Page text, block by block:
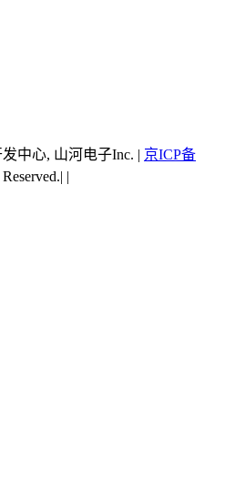
中心, 山河电子Inc. | 京ICP备
|